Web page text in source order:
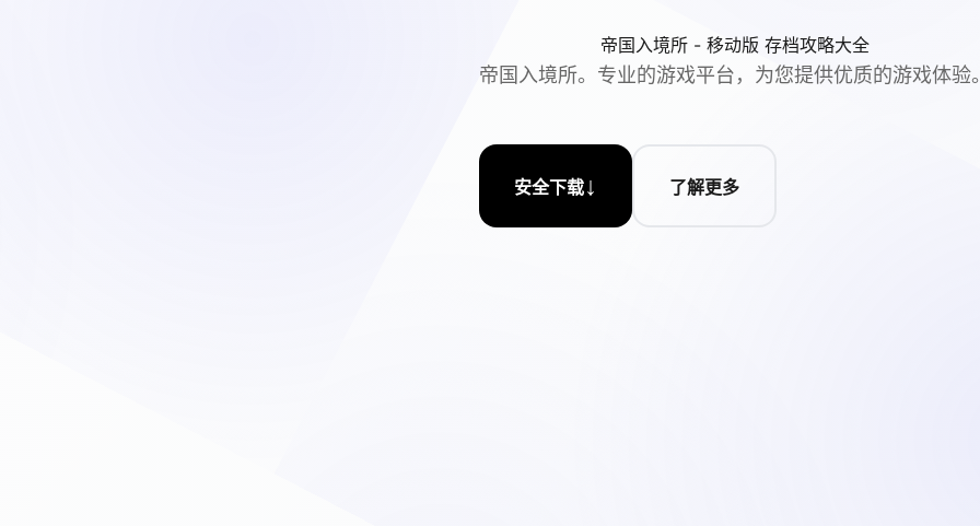
帝国入境所 - 移动版 存档攻略大全
帝国入境所。专业的游戏平台，为您提供优质的游戏体验
安全下载↓ 了解更多